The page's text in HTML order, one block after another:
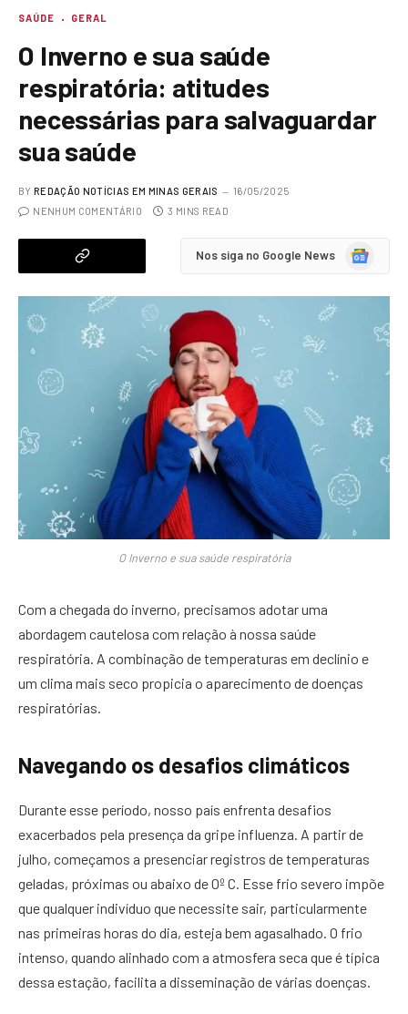
SAÚDE GERAL
O Inverno e sua saúde
respiratória: atitudes
necessárias para salvaguardar
sua saúde
BY REDAÇÃO NOTÍCIAS EM MINAS GERAIS
16/05/2025
NENHUM COMENTÁRIO
3 MINS READ
Nos siga no Google News
Google
O Inverno e sua saúde respiratória
Com a chegada do inverno, precisamos adotar uma
abordagem cautelosa com relação à nossa saúde
respiratória. A combinação de temperaturas em declínio e
um clima mais seco propicia o aparecimento de doenças
respiratórias.
Navegando os desafios climáticos
Durante esse período, nosso país enfrenta desafios
exacerbados pela presença da gripe influenza. A partir de
julho, começamos a presenciar registros de temperaturas
geladas, próximas ou abaixo de 0º C. Esse frio severo impõe
que qualquer indivíduo que necessite sair, particularmente
nas primeiras horas do dia, esteja bem agasalhado. O frio
intenso, quando alinhado com a atmosfera seca que é típica
dessa estação, facilita a disseminação de várias doenças.